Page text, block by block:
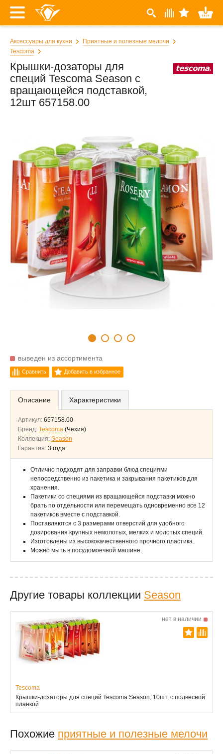
Аксессуары для кухни
Приятные и полезные мелочи
Tescoma
Крышки-дозаторы для
специй Tescoma Season с
вращающейся подставкой,
12шт 657158.00
выведен из ассортимента
Сравнить Добавить в избранное
Описание Характеристики
Артикул: 657158.00
Бренд: Tescoma (Чехия)
Коллекция: Season
Гарантия: 3 года
Отлично подходят для заправки блюд специями
непосредственно из пакетика и закрывания пакетиков для
хранения.
Пакетики со специями из вращающейся подставки можно
брать по отдельности или перемещать одновременно все 12
пакетиков вместе с подставкой.
Поставляются с 3 размерами отверстий для удобного
дозирования крупных немолотых, мелких и молотых специй.
Изготовлены из высококачественного прочного пластика.
Можно мыть в посудомоечной машине.
Другие товары коллекции Season
нет в наличии
Tescoma
Крышки-дозаторы для специй Tescoma Season, 10шт, с подвесной
планкой
Похожие приятные и полезные мелочи